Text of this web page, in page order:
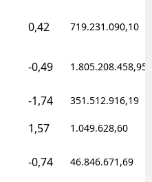
0,42 719.231.090,10
-0,49 1.805.208.458,95
-1,74 351.512.916,19
1,57 1.049.628,60
-0,74 46.846.671,69